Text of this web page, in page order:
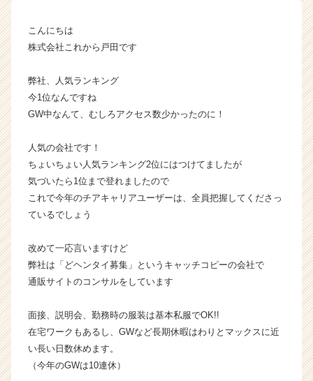
ス
ウ
が
活
サ
イ
キ
ャ
リ
（C
h
こんにちは
株式会社これから戸田です
弊社、人気ランキング
今1位なんですね
GW中なんて、むしろアクセス数少かったのに！
人気の会社です！
ちょいちょい人気ランキング2位にはつけてましたが
気づいたら1位まで登れましたので
これで今年のチアキャリアユーザーは、全員把握してくださっ
ているでしょう
改めて一応言いますけど
弊社は「どヘンタイ募集」というキャッチコピーの会社で
通販サイトのコンサルをしています
面接、説明会、勤務時の服装は基本私服でOK!!
在宅ワークもあるし、GWなど長期休暇はわりとマックスに近
い長い日数休めます。
（今年のGWは10連休）